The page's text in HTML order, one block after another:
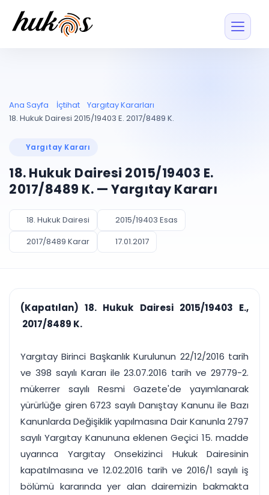
Entegrasyonu
UYAP ile otomatik
UYAP Evrak
Entegrasyonu
UETS Entegrasyonu
Tebligatları anında
Müvekkil ve taraf
Vekalet
PLANLAMA & TAKİP
Pano ve Takip
Duruşma ve görev
takvimi
Hatırlatma ve
AKILLI & FİNANS
takibi
Tek panelde uçtan uca yönetim
UYAP & UETS entegrasyonundan finansa, hepsi bir arada.
Tüm özellikleri inceleyin Ücretsiz Başlayın
Blog
Ücretsiz Başlayın Giriş Yap
Ana Sayfa İçtihat
Yargıtay Kararları
18. Hukuk Dairesi 2015/19403 E. 2017/8489 K.
Yargıtay Kararı
18. Hukuk Dairesi 2015/19403 E.
2017/8489 K. — Yargıtay Kararı
18. Hukuk Dairesi
2015/19403 Esas
2017/8489 Karar
17.01.2017
(Kapatılan) 18. Hukuk Dairesi 2015/19403 E.,
2017/8489 K.
Yargıtay Birinci Başkanlık Kurulunun 22/12/2016 tarih
ve 398 sayılı Kararı ile 23.07.2016 tarih ve 29779-2.
mükerrer sayılı Resmi Gazete'de yayımlanarak
yürürlüğe giren 6723 sayılı Danıştay Kanunu ile Bazı
Kanunlarda Değişiklik yapılmasına Dair Kanunla 2797
sayılı Yargıtay Kanununa eklenen Geçici 15. madde
uyarınca Yargıtay Onsekizinci Hukuk Dairesinin
kapatılmasına ve 12.02.2016 tarih ve 2016/1 sayılı iş
bölümü kararında yer alan dairemizin bakmakta